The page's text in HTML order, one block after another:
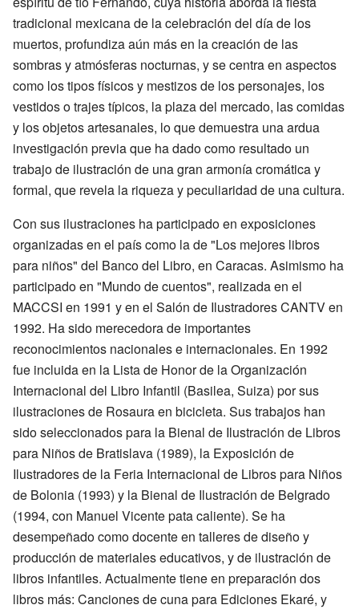
tradicional mexicana de la celebración del día de los
muertos, profundiza aún más en la creación de las
sombras y atmósferas nocturnas, y se centra en aspectos
como los tipos físicos y mestizos de los personajes, los
vestidos o trajes típicos, la plaza del mercado, las comidas
y los objetos artesanales, lo que demuestra una ardua
investigación previa que ha dado como resultado un
trabajo de ilustración de una gran armonía cromática y
formal, que revela la riqueza y peculiaridad de una cultura.
Con sus ilustraciones ha participado en exposiciones
organizadas en el país como la de "Los mejores libros
para niños" del Banco del Libro, en Caracas. Asimismo ha
participado en "Mundo de cuentos", realizada en el
MACCSI en 1991 y en el Salón de Ilustradores CANTV en
1992. Ha sido merecedora de importantes
reconocimientos nacionales e internacionales. En 1992
fue incluida en la Lista de Honor de la Organización
Internacional del Libro Infantil (Basilea, Suiza) por sus
ilustraciones de Rosaura en bicicleta. Sus trabajos han
sido seleccionados para la Bienal de Ilustración de Libros
para Niños de Bratislava (1989), la Exposición de
Ilustradores de la Feria Internacional de Libros para Niños
de Bolonia (1993) y la Bienal de Ilustración de Belgrado
(1994, con Manuel Vicente pata caliente). Se ha
desempeñado como docente en talleres de diseño y
producción de materiales educativos, y de ilustración de
libros infantiles. Actualmente tiene en preparación dos
libros más: Canciones de cuna para Ediciones Ekaré, y